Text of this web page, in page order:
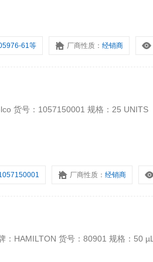
61等 厂商性质：经销商
货号：1057150001 规格：25 UNITS
厂商性质：经销商
：HAMILTON 货号：80901 规格：50 µL